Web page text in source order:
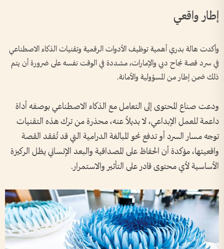
إطار واقعي
وأكدت هالة بدري أهمية توظيف الأدوات الرقمية وتقنيات الذكاء الاصطناعي
في سرد قصة نجاح دبي والإمارات، مشددة في الوقت نفسه على ضرورة أن يتم
ذلك ضمن إطار من المسؤولية والأمانة.
ودعت صناع المحتوى إلى التعامل مع الذكاء الاصطناعي بوصفه أداة
داعمة للعمل الإبداعي، لا بديلاً عنه، محذرة من ترك هذه التقنيات
توجه مسار السرد أو تدفع نحو المبالغة الدرامية التي قد تُفقد القصة
واقعيتها، مؤكدة أن الحفاظ على المصداقية والبعد الإنساني يظل الركيزة
الأساسية لأي محتوى قادر على التأثير والاستمرار.